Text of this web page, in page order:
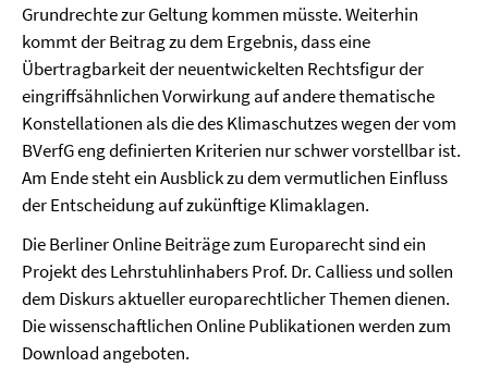
Grundrechte zur Geltung kommen müsste. Weiterhin
kommt der Beitrag zu dem Ergebnis, dass eine
Übertragbarkeit der neuentwickelten Rechtsfigur der
eingriffsähnlichen Vorwirkung auf andere thematische
Konstellationen als die des Klimaschutzes wegen der vom
BVerfG eng definierten Kriterien nur schwer vorstellbar ist.
Am Ende steht ein Ausblick zu dem vermutlichen Einfluss
der Entscheidung auf zukünftige Klimaklagen.
Die Berliner Online Beiträge zum Europarecht sind ein
Projekt des Lehrstuhlinhabers Prof. Dr. Calliess und sollen
dem Diskurs aktueller europarechtlicher Themen dienen.
Die wissenschaftlichen Online Publikationen werden zum
Download angeboten.